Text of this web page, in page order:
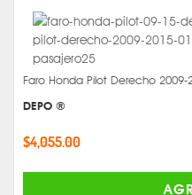
Faro Honda Pilot Derecho 2009-
DEPO ®
$4,055.00